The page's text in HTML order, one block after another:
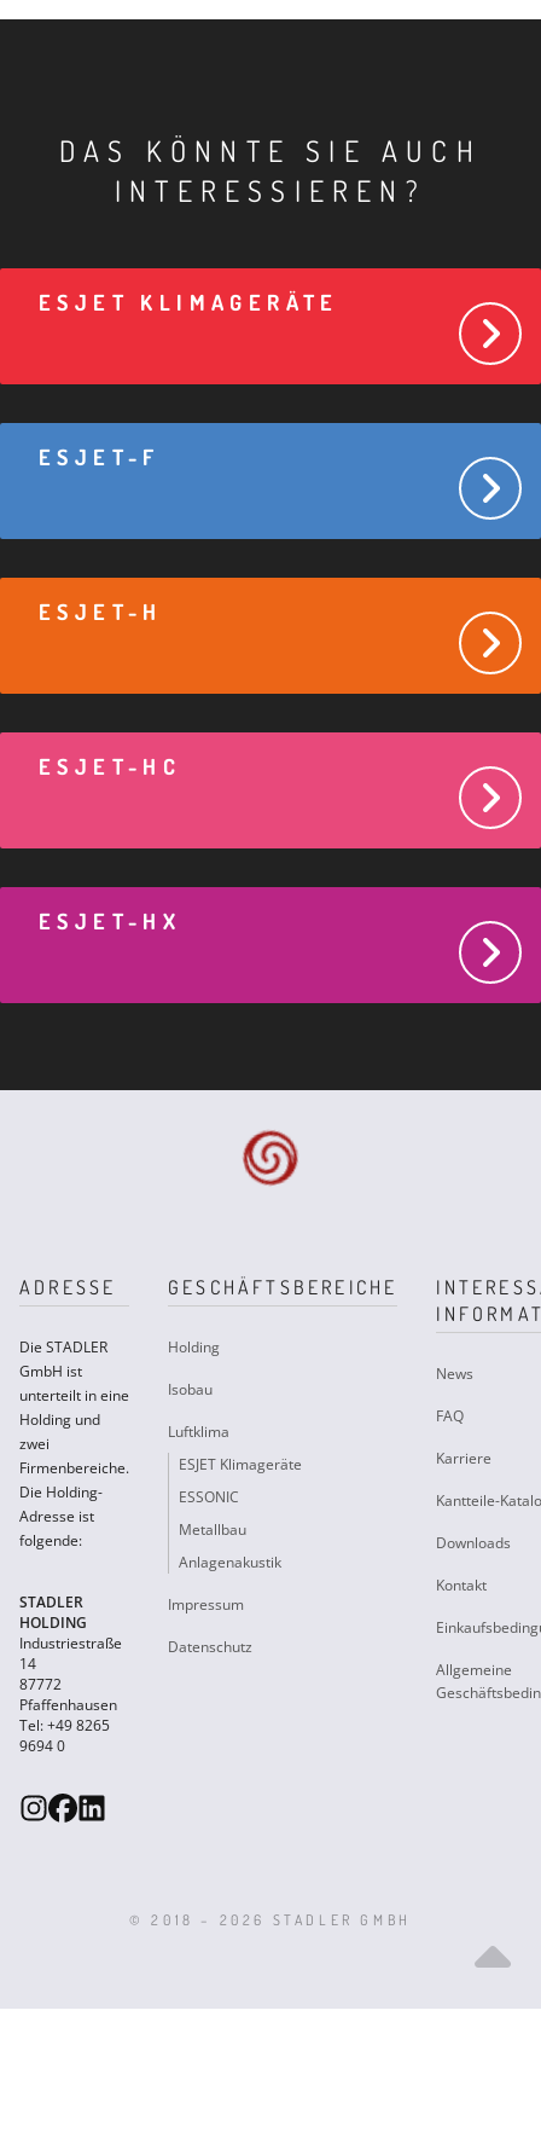
DAS KÖNNTE SIE AUCH
INTERESSIEREN?
ESJET KLIMAGERÄTE
ESJET-F
ESJET-H
ESJET-HC
ESJET-HX
ADRESSE
Die STADLER
GmbH ist
unterteilt in eine
Holding und
zwei
Firmenbereiche.
Die Holding-
Adresse ist
folgende:
STADLER
HOLDING
Industriestraße
14
87772
Pfaffenhausen
Tel: +49 8265
9694 0
GESCHÄFTSBEREICHE
Holding
Isobau
Luftklima
ESJET Klimageräte
ESSONIC
Metallbau
Anlagenakustik
Impressum
Datenschutz
News
FAQ
Karriere
Kantteile-
Downloads
Kontakt
Allgemeine
© 2018 – 2026 STADLER GMBH